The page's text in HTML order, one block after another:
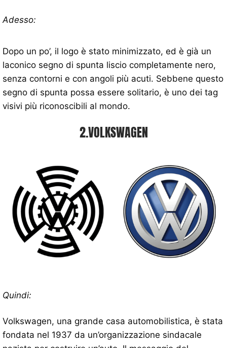
Adesso:
Dopo un po’, il logo è stato minimizzato, ed è già un
laconico segno di spunta liscio completamente nero,
senza contorni e con angoli più acuti. Sebbene questo
segno di spunta possa essere solitario, è uno dei tag
visivi più riconoscibili al mondo.
2.VOLKSWAGEN
Quindi:
Volkswagen, una grande casa automobilistica, è stata
fondata nel 1937 da un’organizzazione sindacale